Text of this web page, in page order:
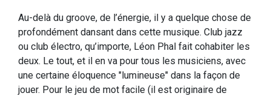
Au-delà du groove, de l’énergie, il y a quelque chose de
profondément dansant dans cette musique. Club jazz
ou club électro, qu’importe, Léon Phal fait cohabiter les
deux. Le tout, et il en va pour tous les musiciens, avec
une certaine éloquence "lumineuse" dans la façon de
jouer. Pour le jeu de mot facile (il est originaire de